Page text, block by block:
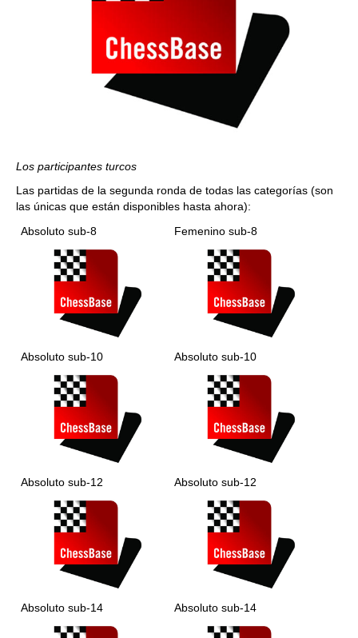
Los participantes turcos
Las partidas de la segunda ronda de todas las categorías (son
las únicas que están disponibles hasta ahora):
Absoluto sub-8
Femenino sub-8
Absoluto sub-10 Absoluto sub-10
Absoluto sub-12 Absoluto sub-12
Absoluto sub-14 Absoluto sub-14